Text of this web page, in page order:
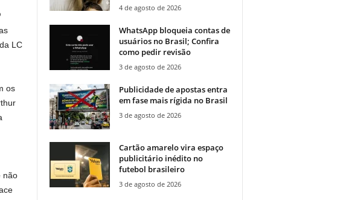
LC
os
não
4 de agosto de 2026
WhatsApp bloqueia contas de
usuários no Brasil; Confira
como pedir revisão
3 de agosto de 2026
Publicidade de apostas entra
em fase mais rígida no Brasil
3 de agosto de 2026
Cartão amarelo vira espaço
publicitário inédito no
futebol brasileiro
3 de agosto de 2026